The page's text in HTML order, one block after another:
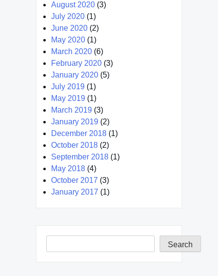
August 2020 (3)
July 2020 (1)
June 2020 (2)
May 2020 (1)
March 2020 (6)
February 2020 (3)
January 2020 (5)
July 2019 (1)
May 2019 (1)
March 2019 (3)
January 2019 (2)
December 2018 (1)
October 2018 (2)
September 2018 (1)
May 2018 (4)
October 2017 (3)
January 2017 (1)
Search